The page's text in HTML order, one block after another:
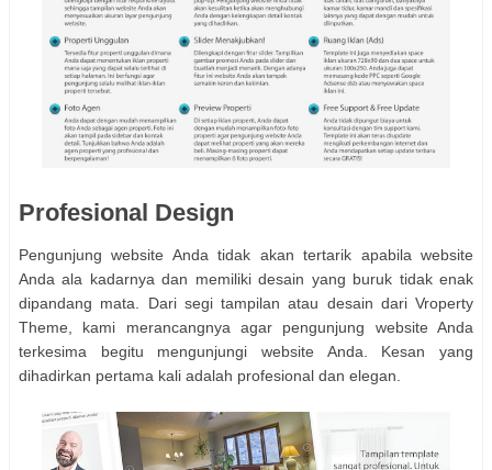
Profesional Design
Pengunjung website Anda tidak akan tertarik apabila website
Anda ala kadarnya dan memiliki desain yang buruk tidak enak
dipandang mata. Dari segi tampilan atau desain dari Vroperty
Theme, kami merancangnya agar pengunjung website Anda
terkesima begitu mengunjungi website Anda. Kesan yang
dihadirkan pertama kali adalah profesional dan elegan.